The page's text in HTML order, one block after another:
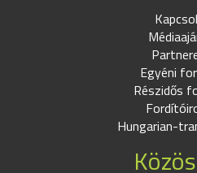
Egyéni
Részidős
Hungarian-